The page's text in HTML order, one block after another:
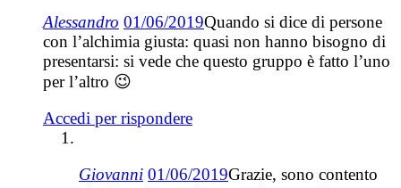
Alessandro 01/06/2019Quando si dice di persone
con l’alchimia giusta: quasi non hanno bisogno di
presentarsi: si vede che questo gruppo è fatto l’uno
per l’altro 😉
Accedi per rispondere
Giovanni 01/06/2019Grazie, sono contento